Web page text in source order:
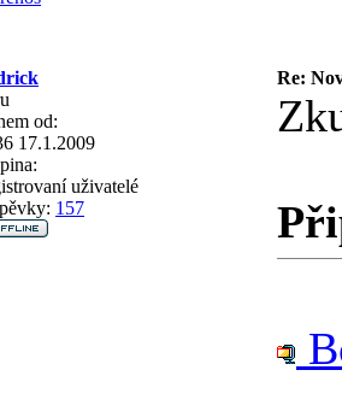
Re:
od:
17.1.2009
uživatelé
157